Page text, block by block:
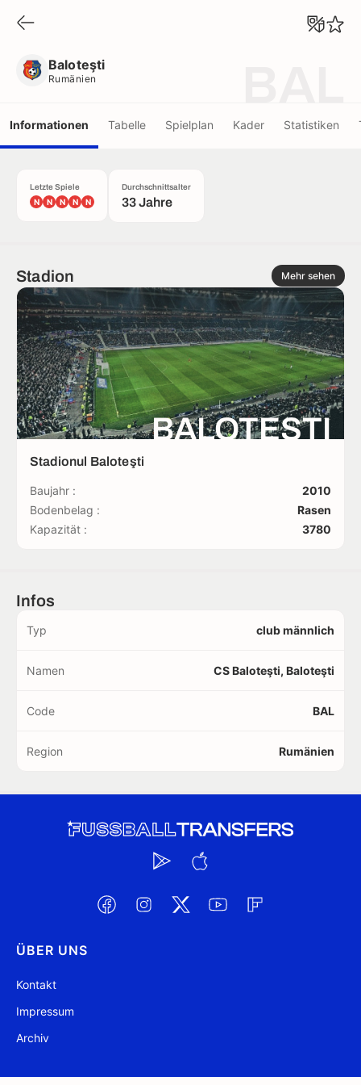
Baloteşti
Rumänien
Informationen Tabelle Spielplan Kader Statistiken
Letzte Spiele
N N N N N
Durchschnittsalter
33 Jahre
Stadion Mehr sehen
BALOTEŞTI
Stadionul Baloteşti
Baujahr :
2010
Bodenbelag :
Rasen
Kapazität :
3780
Infos
Typ club männlich
Namen CS Baloteşti, Baloteşti
Code BAL
Region Rumänien
ÜBER UNS
Kontakt
Impressum
Archiv